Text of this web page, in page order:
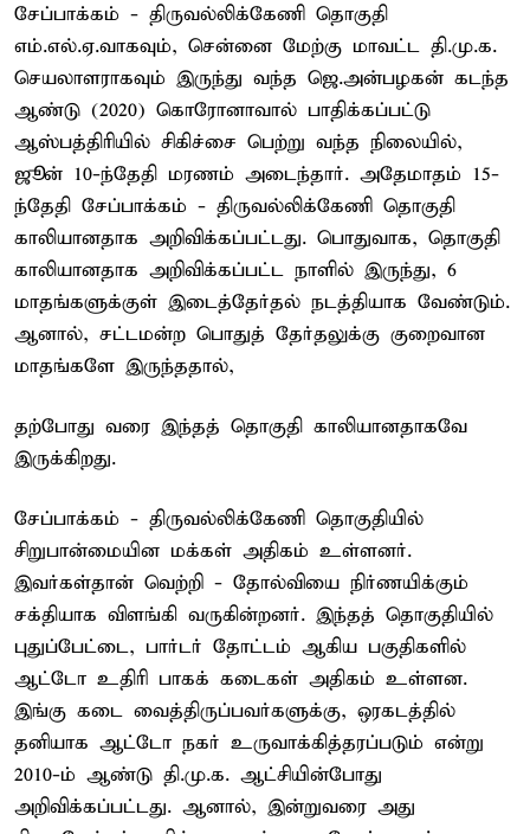
சேப்பாக்கம் - திருவல்லிக்கேணி தொகுதி
எம்.எல்.ஏ.வாகவும், சென்னை மேற்கு மாவட்ட தி.மு.க.
செயலாளராகவும் இருந்து வந்த ஜெ.அன்பழகன் கடந்த
ஆண்டு (2020) கொரோனாவால் பாதிக்கப்பட்டு
ஆஸ்பத்திரியில் சிகிச்சை பெற்று வந்த நிலையில்,
ஜூன் 10-ந்தேதி மரணம் அடைந்தார். அதேமாதம் 15-
ந்தேதி சேப்பாக்கம் - திருவல்லிக்கேணி தொகுதி
காலியானதாக அறிவிக்கப்பட்டது. பொதுவாக, தொகுதி
காலியானதாக அறிவிக்கப்பட்ட நாளில் இருந்து, 6
மாதங்களுக்குள் இடைத்தேர்தல் நடத்தியாக வேண்டும்.
ஆனால், சட்டமன்ற பொதுத் தேர்தலுக்கு குறைவான
மாதங்களே இருந்ததால்,
தற்போது வரை இந்தத் தொகுதி காலியானதாகவே
இருக்கிறது.
சேப்பாக்கம் - திருவல்லிக்கேணி தொகுதியில்
சிறுபான்மையின மக்கள் அதிகம் உள்ளனர்.
இவர்கள்தான் வெற்றி - தோல்வியை நிர்ணயிக்கும்
சக்தியாக விளங்கி வருகின்றனர். இந்தத் தொகுதியில்
புதுப்பேட்டை, பார்டர் தோட்டம் ஆகிய பகுதிகளில்
ஆட்டோ உதிரி பாகக் கடைகள் அதிகம் உள்ளன.
இங்கு கடை வைத்திருப்பவர்களுக்கு, ஒரகடத்தில்
தனியாக ஆட்டோ நகர் உருவாக்கித்தரப்படும் என்று
2010-ம் ஆண்டு தி.மு.க. ஆட்சியின்போது
அறிவிக்கப்பட்டது. ஆனால், இன்றுவரை அது